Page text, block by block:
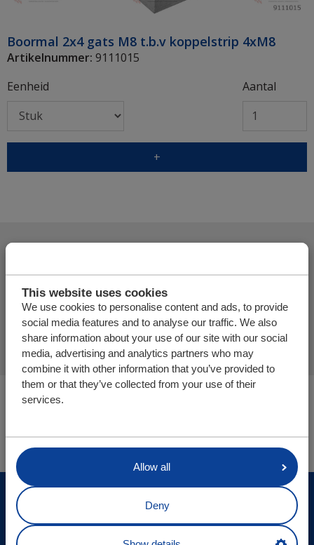
This website uses cookies
We use cookies to personalise content and ads, to provide
social media features and to analyse our traffic. We also
share information about your use of our site with our social
media, advertising and analytics partners who may
combine it with other information that you’ve provided to
them or that they’ve collected from your use of their
services.
Allow all
Deny
Boormal 2x4 gats M8 t.b.v koppelstrip 4xM8
Artikelnummer: 9111015
Eenheid
Aantal
+
Meer producten toevoegen
Offerte aanvraag afronden
U bevindt zich hier:
Onderdelen/webshop
© Cargo Floor B.V. Byte 14, 7741 MK Coevorden, The
Netherlands